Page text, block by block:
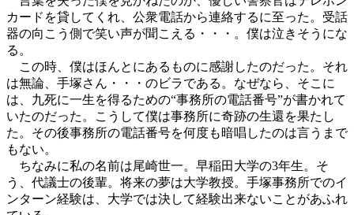
カードを貸してくれ、公衆電話から連絡するに至った。受話
器の向こう側で笑い声が聞こえる・・・。僕は泣きそうにな
る。
この時、僕はほんとにあるものに感謝したのだった。それ
は無論、手塚さん・・・のビラである。なぜなら、そこに
は、九死に一生を得るための“事務所の電話番号”が書かれて
いたのだった。こうして僕は事務所に奇跡の生還を果たし
た。その後事務所の電話番号を何度も暗唱したのは言うまで
もない。
ちなみに私の名前は尾崎世一。早稲田大学の3年生。そ
う、代議士の後輩。将来の夢は大学教授。手塚事務所でのイ
ンターン経験は、大学では決して経験出来ないことがあふれ